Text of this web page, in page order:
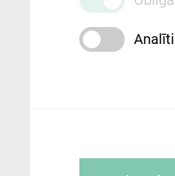
Rekvizīti un